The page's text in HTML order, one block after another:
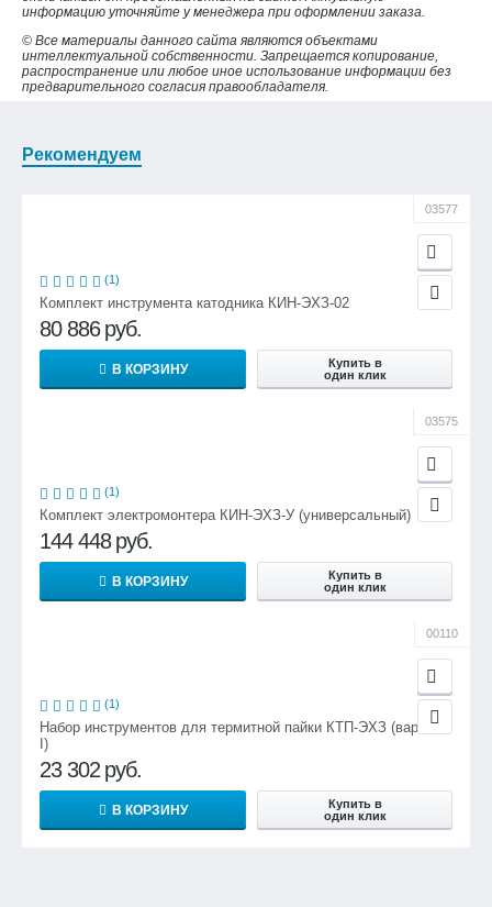
информацию уточняйте у менеджера при оформлении заказа.
© Все материалы данного сайта являются объектами
интеллектуальной собственности. Запрещается копирование,
распространение или любое иное использование информации без
предварительного согласия правообладателя.
Рекомендуем
03577
(1)
Комплект инструмента катодника КИН-ЭХЗ-02
80 886 руб.
В КОРЗИНУ
Купить в
один клик
03575
(1)
Комплект электромонтера КИН-ЭХЗ-У (универсальный)
144 448 руб.
В КОРЗИНУ
Купить в
один клик
00110
(1)
Набор инструментов для термитной пайки КТП-ЭХЗ (вариант
I)
23 302 руб.
В КОРЗИНУ
Купить в
один клик